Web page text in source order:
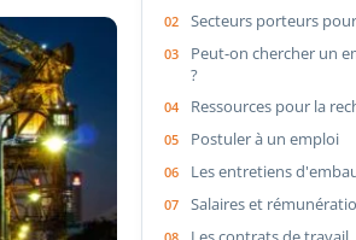
Secteurs porteurs
Peut-on chercher un
?
Ressources pour la
Postuler à un emploi
Les entretiens
Salaires et